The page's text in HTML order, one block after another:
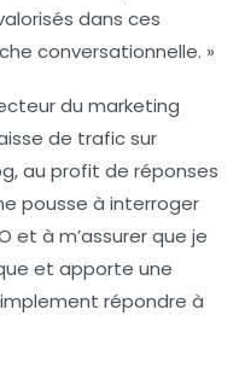
dans ces
conversationnelle. »
du marketing
de trafic sur
au profit de réponses
pousse à interroger
et à m’assurer que je
et apporte une
répondre à